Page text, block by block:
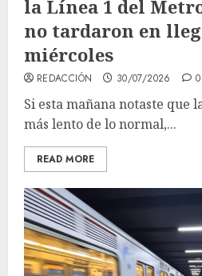
la Línea 1 del
no tardaron en
miércoles
REDACCIÓN 30/07/2026 0
Si esta mañana notaste que
más lento de lo normal,...
READ MORE